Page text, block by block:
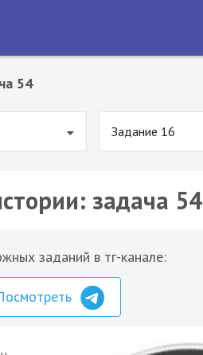
54
Задание 16
задача 54
заданий в тг-канале: